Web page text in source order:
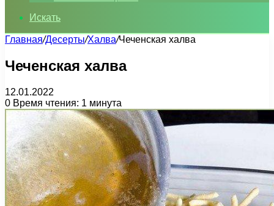
Искать
Главная/Десерты/Халва/Чеченская халва
Чеченская халва
12.01.2022
0 Время чтения: 1 минута